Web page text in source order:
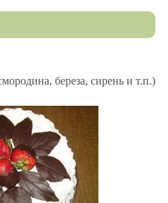
береза, сирень и т.п.)